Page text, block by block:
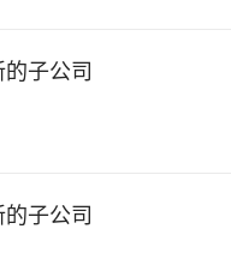
子公司
子公司